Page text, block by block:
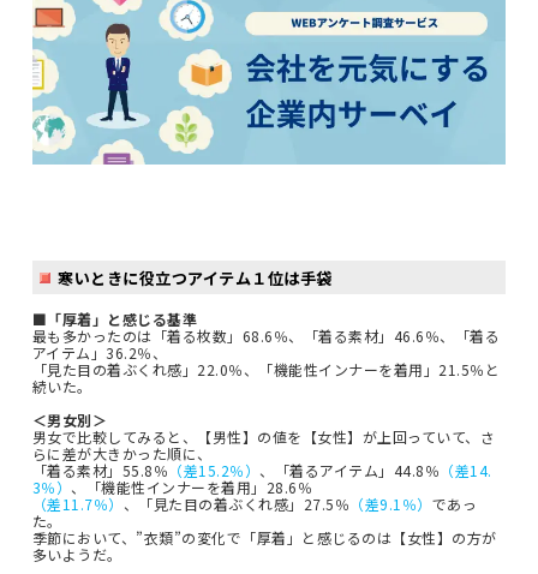
寒いときに役立つアイテム１位は手袋
■「厚着」と感じる基準
最も多かったのは「着る枚数」68.6％、「着る素材」46.6％、「着る
アイテム」36.2％、
「見た目の着ぶくれ感」22.0％、「機能性インナーを着用」21.5％と
続いた。
＜男女別＞
男女で比較してみると、【男性】の値を【女性】が上回っていて、さ
らに差が大きかった順に、
「着る素材」55.8％ （差15.2％） 、「着るアイテム」44.8％ （差14.
3％） 、「機能性インナーを着用」28.6％
（差11.7％） 、「見た目の着ぶくれ感」27.5％ （差9.1％） であっ
た。
季節において、”衣類”の変化で「厚着」と感じるのは【女性】の方が
多いようだ。